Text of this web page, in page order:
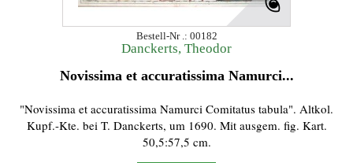
Bestell-Nr .: 00182
Danckerts, Theodor
Novissima et accuratissima Namurci...
"Novissima et accuratissima Namurci Comitatus tabula". Altkol.
Kupf.-Kte. bei T. Danckerts, um 1690. Mit ausgem. fig. Kart.
50,5:57,5 cm.